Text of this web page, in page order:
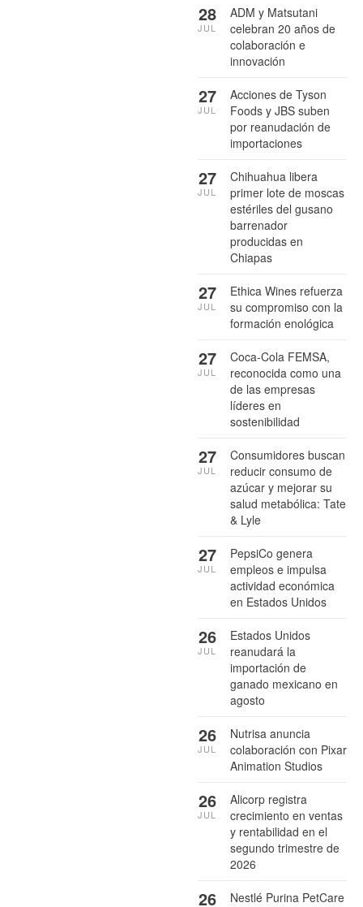
ADM y Matsutani
celebran 20 años de
colaboración e
innovación
28
JUL
Acciones de Tyson
Foods y JBS suben
por reanudación de
importaciones
27
JUL
Chihuahua libera
primer lote de moscas
estériles del gusano
barrenador
producidas en
Chiapas
27
JUL
Ethica Wines refuerza
su compromiso con la
formación enológica
27
JUL
Coca-Cola FEMSA,
reconocida como una
de las empresas
líderes en
sostenibilidad
27
JUL
Consumidores buscan
reducir consumo de
azúcar y mejorar su
salud metabólica: Tate
& Lyle
27
JUL
PepsiCo genera
empleos e impulsa
actividad económica
en Estados Unidos
27
JUL
Estados Unidos
reanudará la
importación de
ganado mexicano en
agosto
26
JUL
Nutrisa anuncia
colaboración con Pixar
Animation Studios
26
JUL
Alicorp registra
crecimiento en ventas
y rentabilidad en el
segundo trimestre de
2026
26
JUL
Nestlé Purina PetCare
26